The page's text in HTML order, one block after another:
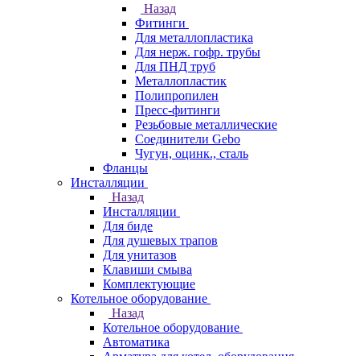
Назад
Фитинги
Для металлопластика
Для нерж. гофр. трубы
Для ПНД труб
Металлопластик
Полипропилен
Пресс-фитинги
Резьбовые металлические
Соединители Gebo
Чугун, оцинк., сталь
Фланцы
Инсталляции
Назад
Инсталляции
Для биде
Для душевых трапов
Для унитазов
Клавиши смыва
Комплектующие
Котельное оборудование
Назад
Котельное оборудование
Автоматика